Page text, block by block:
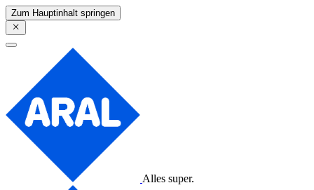
Zum Hauptinhalt springen
Alles super.